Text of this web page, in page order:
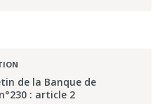
de la Banque de
: article 2